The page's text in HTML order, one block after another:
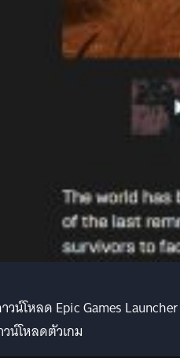
วน์โหลด Epic Games Launcher
น์โหลดตัวเกม